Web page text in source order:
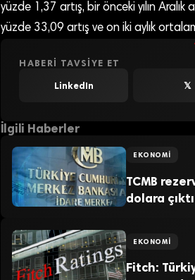
yüzde 1,37 artış, bir önceki yılın Aralık
yüzde 33,09 artış ve on iki aylık
HABERI TAVSIYE ET
LinkedIn 𝕏
İlgili Haberler
EKONOMI
TCMB
dolara çıktı
EKONOMI
Fitch: